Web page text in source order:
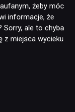
żeby móc
informacje, że
Sorry, ale to chyba
z miejsca wycieku